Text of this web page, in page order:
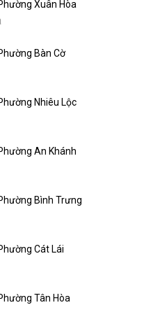
Xuân Hòa
Bàn Cờ
Nhiêu Lộc
An Khánh
Bình Trưng
Cát Lái
Tân Hòa